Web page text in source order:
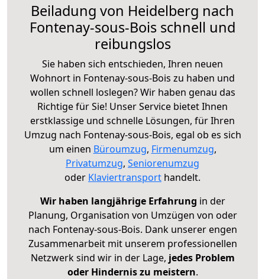
Beiladung von Heidelberg nach
Fontenay-sous-Bois schnell und
reibungslos
Sie haben sich entschieden, Ihren neuen
Wohnort in Fontenay-sous-Bois zu haben und
wollen schnell loslegen? Wir haben genau das
Richtige für Sie! Unser Service bietet Ihnen
erstklassige und schnelle Lösungen, für Ihren
Umzug nach Fontenay-sous-Bois, egal ob es sich
um einen Büroumzug, Firmenumzug,
Privatumzug, Seniorenumzug
oder Klaviertransport handelt.
Wir haben langjährige Erfahrung in der
Planung, Organisation von Umzügen von oder
nach Fontenay-sous-Bois. Dank unserer engen
Zusammenarbeit mit unserem professionellen
Netzwerk sind wir in der Lage, jedes Problem
oder Hindernis zu meistern.